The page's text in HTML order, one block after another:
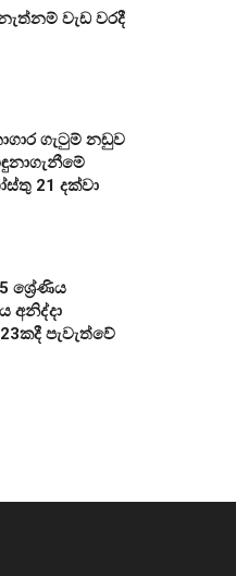
වැඩ වරදී
ගැටුම් නඩුව
21 දක්වා
ශ්‍රේණිය
අනිද්දා
පැවැත්වේ